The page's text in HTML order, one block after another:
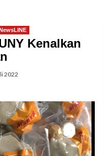
NewsLINE
Kenalkan
2022